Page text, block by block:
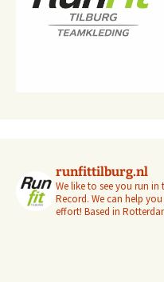
runfittilburg.nl
We like to see you run
Record. We can help
effort! Based in